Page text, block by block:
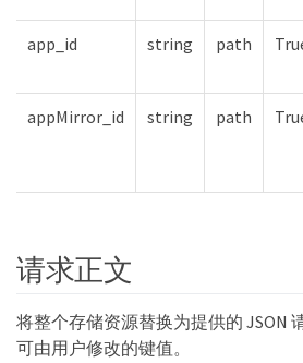
app_id string path
appMirror_id string path
请求正文
将整个存储资源替换为提供的 JSON
可由用户修改的键值。